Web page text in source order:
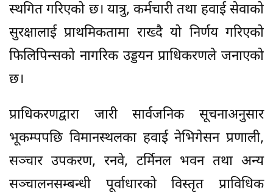
स्थगित गरिएको छ। यात्रु, कर्मचारी तथा हवाई सेवाको
सुरक्षालाई प्राथमिकतामा राख्दै यो निर्णय गरिएको
फिलिपिन्सको नागरिक उड्डयन प्राधिकरणले जनाएको
छ।
प्राधिकरणद्वारा जारी सार्वजनिक सूचनाअनुसार
भूकम्पपछि विमानस्थलका हवाई नेभिगेसन प्रणाली,
सञ्चार उपकरण, रनवे, टर्मिनल भवन तथा अन्य
सञ्चालनसम्बन्धी पूर्वाधारको विस्तृत प्राविधिक